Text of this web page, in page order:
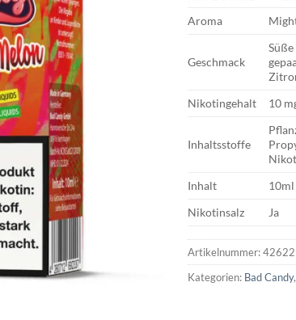
Aroma
Geschmack
Nikotingehalt
10
Inhaltsstoffe
Inhalt
Nikotinsalz
Ja
Artikelnummer:
Kategorien: Bad Candy,